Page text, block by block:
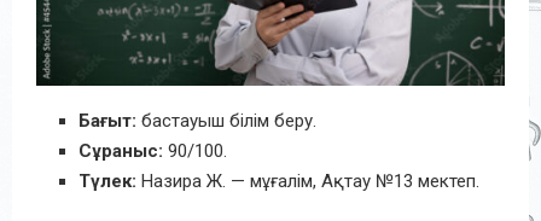
Бағыт: бастауыш білім беру.
Сұраныс: 90/100.
Түлек: Назира Ж. — мұғалім, Ақтау №13 мектеп.